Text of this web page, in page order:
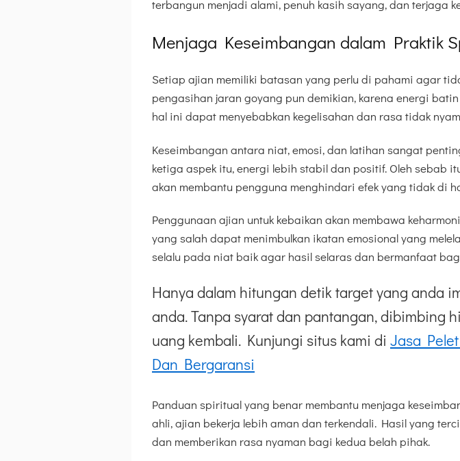
terbangun menjadi alami, penuh kasih sayang, dan terjaga
Menjaga Keseimbangan dalam Praktik
Setiap ajian memiliki batasan yang perlu di pahami agar
pengasihan jaran goyang pun demikian, karena energi batin
hal ini dapat menyebabkan kegelisahan dan rasa tidak
Keseimbangan antara niat, emosi, dan latihan sangat
ketiga aspek itu, energi lebih stabil dan positif. Oleh sebab
akan membantu pengguna menghindari efek yang tidak di
Penggunaan ajian untuk kebaikan akan membawa
yang salah dapat menimbulkan ikatan emosional yang
selalu pada niat baik agar hasil selaras dan bermanfaat
Hanya dalam hitungan detik target yang anda
anda. Tanpa syarat dan pantangan, dibimbing
uang kembali. Kunjungi situs kami di Jasa
Dan Bergaransi
Panduan spiritual yang benar membantu menjaga
ahli, ajian bekerja lebih aman dan terkendali. Hasil yang
dan memberikan rasa nyaman bagi kedua belah pihak.